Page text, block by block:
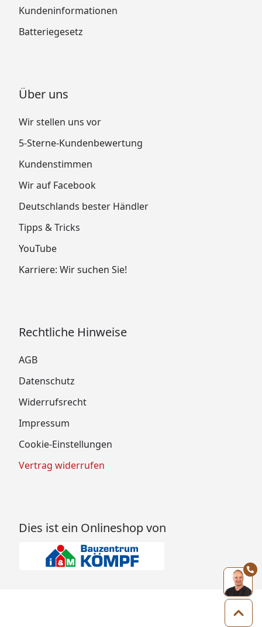
Kundeninformationen
Batteriegesetz
Über uns
Wir stellen uns vor
5-Sterne-Kundenbewertung
Kundenstimmen
Wir auf Facebook
Deutschlands bester Händler
Tipps & Tricks
YouTube
Karriere: Wir suchen Sie!
Rechtliche Hinweise
AGB
Datenschutz
Widerrufsrecht
Impressum
Cookie-Einstellungen
Vertrag widerrufen
Dies ist ein Onlineshop von